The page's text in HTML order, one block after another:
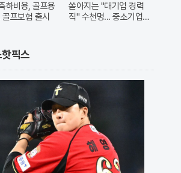
하비용, 골프용
프보험 출시
쏟아지는 "대기업 경력
직" 수천명... 중소기업은
픽스